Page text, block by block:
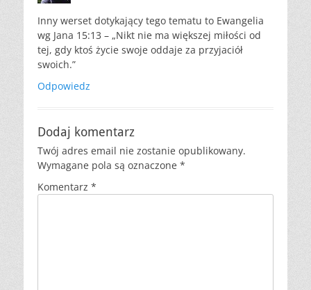
Inny werset dotykający tego tematu to Ewangelia
wg Jana 15:13 – „Nikt nie ma większej miłości od
tej, gdy ktoś życie swoje oddaje za przyjaciół
swoich.”
Odpowiedz
Dodaj komentarz
Twój adres email nie zostanie opublikowany.
Wymagane pola są oznaczone *
Komentarz *